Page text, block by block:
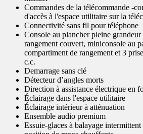
Commandes de la télécommande -
d'accès à l'espace utilitaire sur la
Connectivité sans fil pour téléphone
Console au plancher pleine
rangement couvert, miniconsole au
compartiment de rangement et 3
c.c.
Demarrage sans clé
Détecteur d’angles morts
Direction à assistance électrique en
Éclairage dans l'espace utilitaire
Éclairage intérieur à atténuation
Ensemble audio premium
Essuie-glaces à balayage